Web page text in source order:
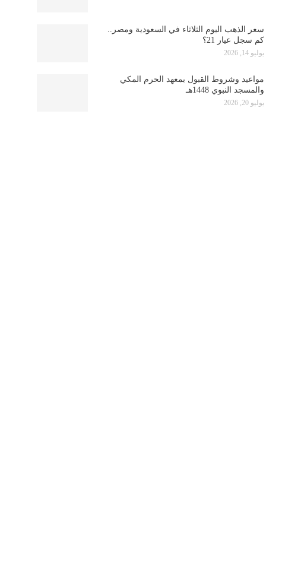
سعر الذهب اليوم الثلاثاء في السعودية ومصر..
كم سجل عيار 21؟
يوليو 14, 2026
مواعيد وشروط القبول بمعهد الحرم المكي
والمسجد النبوي 1448هـ
يوليو 20, 2026